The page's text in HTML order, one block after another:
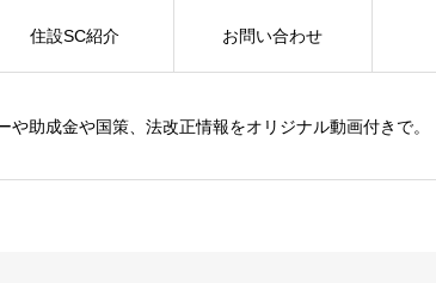
助成金や国策、法改正情報をオリジナル動画付きで。
住設SC紹介 お問い合わせ